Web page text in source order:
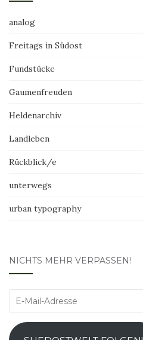
analog
Freitags in Südost
Fundstücke
Gaumenfreuden
Heldenarchiv
Landleben
Rückblick/e
unterwegs
urban typography
NICHTS MEHR VERPASSEN!
E-
Adresse